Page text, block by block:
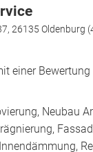
26135 Oldenburg
einer Bewertung
Neubau